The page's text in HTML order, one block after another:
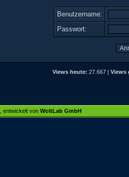
Benutzername:
Passwort:
Views heute: 27.667 | Views
, entwickelt von WoltLab GmbH